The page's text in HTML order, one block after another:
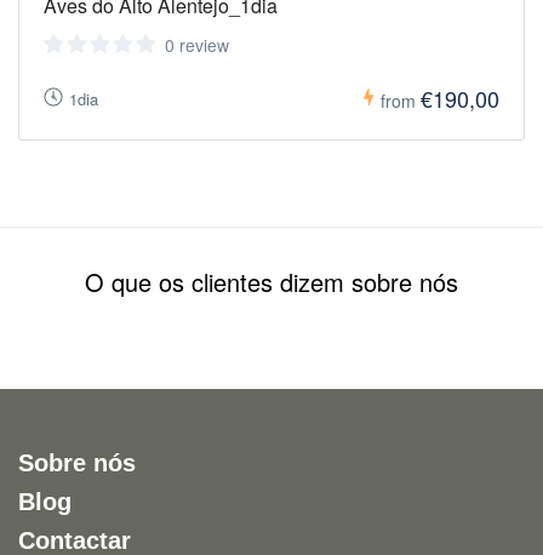
0 review
1dia from €190,00
O que os clientes dizem sobre nós
Sobre nós
Blog
Contactar